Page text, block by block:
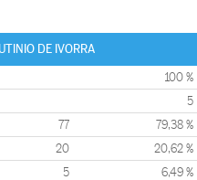
DE IVORRA
100 %
5
77 79,38 %
20 20,62 %
5 6,49 %